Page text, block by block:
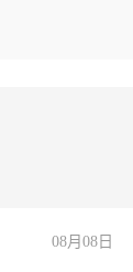
08月08日